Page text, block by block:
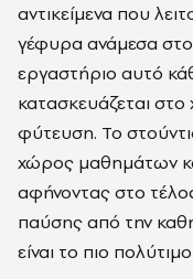
αντικείμενα που
γέφυρα ανάμεσα
εργαστήριο αυτό
κατασκευάζεται
φύτευση. Το
χώρος μαθημάτων
αφήνοντας στο
παύσης από την
είναι το πιο